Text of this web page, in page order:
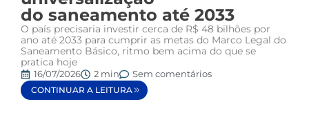
do saneamento até 2033
O país precisaria investir cerca de R$ 48 bilhões por
ano até 2033 para cumprir as metas do Marco Legal do
Saneamento Básico, ritmo bem acima do que se
pratica hoje
16/07/2026 2 min Sem comentários
CONTINUAR A LEITURA